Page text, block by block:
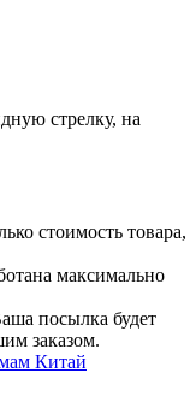
стрелку, на
стоимость товара,
максимально
посылка будет
заказом.
Китай